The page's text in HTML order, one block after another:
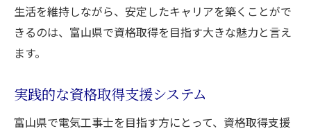
生活を維持しながら、安定したキャリアを築くことがで
きるのは、富山県で資格取得を目指す大きな魅力と言え
ます。
実践的な資格取得支援システム
富山県で電気工事士を目指す方にとって、資格取得支援